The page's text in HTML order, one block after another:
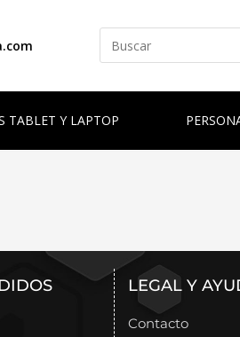
TABLET Y LAPTOP
LEGAL Y
Contacto